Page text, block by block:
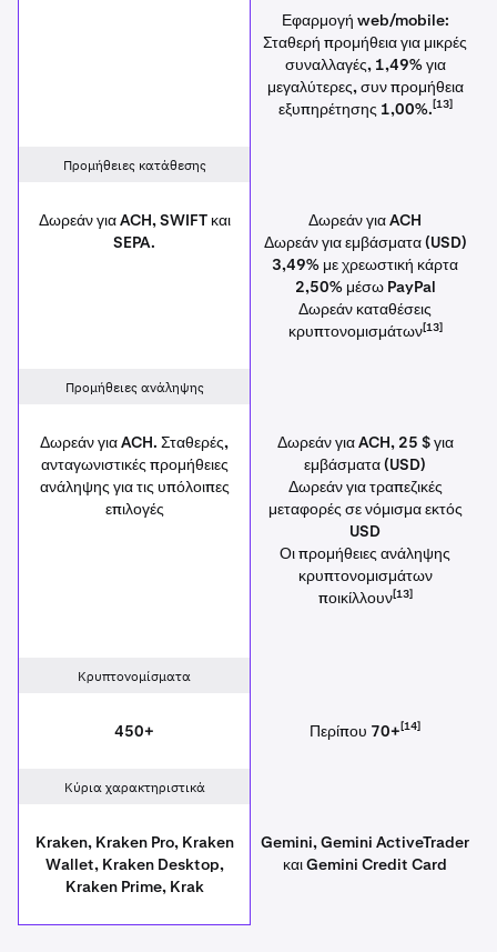
Εφαρμογή web/mobile:
Σταθερή προμήθεια για μικρές
συναλλαγές, 1,49% για
μεγαλύτερες, συν προμήθεια
εξυπηρέτησης 1,00%.[13]
Προμήθειες κατάθεσης
Δωρεάν για ACH, SWIFT και
SEPA.
Δωρεάν για ACH
Δωρεάν για εμβάσματα (USD)
3,49% με χρεωστική κάρτα
2,50% μέσω PayPal
Δωρεάν καταθέσεις
κρυπτονομισμάτων[13]
Προμήθειες ανάληψης
Δωρεάν για ACH. Σταθερές,
ανταγωνιστικές προμήθειες
ανάληψης για τις υπόλοιπες
επιλογές
Δωρεάν για ACH, 25 $ για
εμβάσματα (USD)
Δωρεάν για τραπεζικές
μεταφορές σε νόμισμα εκτός
USD
Οι προμήθειες ανάληψης
κρυπτονομισμάτων
ποικίλλουν[13]
Κρυπτονομίσματα
450+ Περίπου 70+[14]
Κύρια χαρακτηριστικά
Kraken, Kraken Pro, Kraken
Wallet, Kraken Desktop,
Kraken Prime, Krak
Gemini, Gemini ActiveTrader
και Gemini Credit Card